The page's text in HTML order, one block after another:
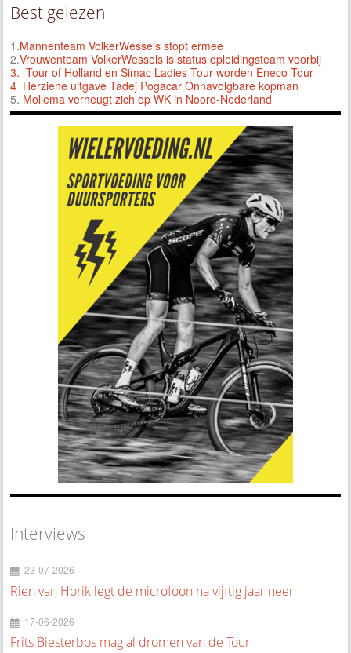
Best gelezen
1.Mannenteam VolkerWessels stopt ermee
2.Vrouwenteam VolkerWessels is status opleidingsteam voorbij
3. Tour of Holland en Simac Ladies Tour worden Eneco Tour
4 Herziene uitgave Tadej Pogacar Onnavolgbare kopman
5. Mollema verheugt zich op WK in Noord-Nederland
Interviews
23-07-2026
Rien van Horik legt de microfoon na vijftig jaar neer
17-06-2026
Frits Biesterbos mag al dromen van de Tour